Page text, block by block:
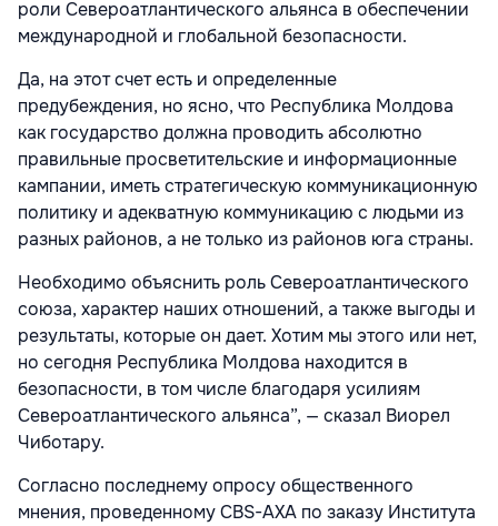
роли Североатлантического альянса в обеспечении
международной и глобальной безопасности.
Да, на этот счет есть и определенные
предубеждения, но ясно, что Республика Молдова
как государство должна проводить абсолютно
правильные просветительские и информационные
кампании, иметь стратегическую коммуникационную
политику и адекватную коммуникацию с людьми из
разных районов, а не только из районов юга страны.
Необходимо объяснить роль Североатлантического
союза, характер наших отношений, а также выгоды и
результаты, которые он дает. Хотим мы этого или нет,
но сегодня Республика Молдова находится в
безопасности, в том числе благодаря усилиям
Североатлантического альянса”, — сказал Виорел
Чиботару.
Согласно последнему опросу общественного
мнения, проведенному CBS-AXA по заказу Института